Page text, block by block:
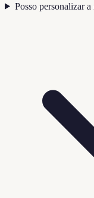
Posso personalizar